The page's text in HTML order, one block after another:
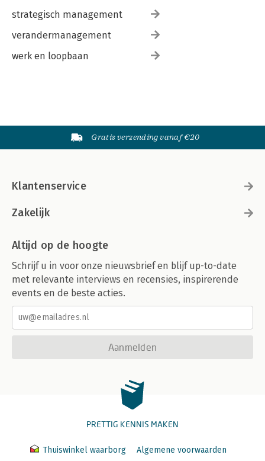
strategisch management
verandermanagement
werk en loopbaan
Gratis verzending vanaf €20
Klantenservice
Zakelijk
Altijd op de hoogte
Schrijf u in voor onze nieuwsbrief en blijf up-to-date
met relevante interviews en recensies, inspirerende
events en de beste acties.
Aanmelden
PRETTIG KENNIS MAKEN
Thuiswinkel waarborg Algemene voorwaarden